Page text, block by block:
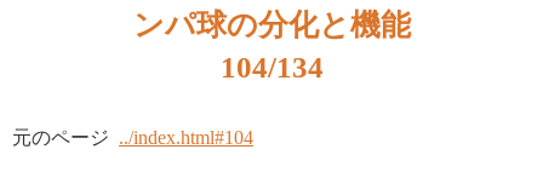
ンパ球の分化と機能
104/134
元のページ ../index.html#104